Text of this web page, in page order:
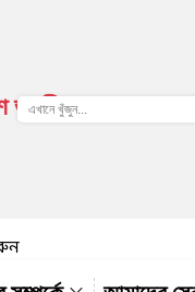
জাতীয় তথ্য বাতায়ন